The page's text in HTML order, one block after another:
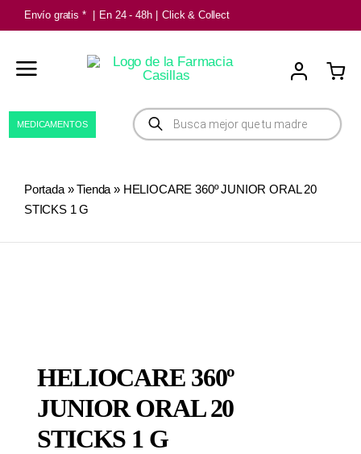
Saltar
al
contenido
Envío gratis * En 24 - 48h Click & Collect
Búsqueda
de
productos
MEDICAMENTOS
Portada»Tienda » HELIOCARE 360º JUNIOR ORAL 20
STICKS 1 G
HELIOCARE 360º
JUNIOR ORAL 20
STICKS 1 G